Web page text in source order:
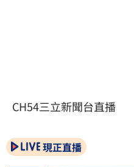
CH54三立新聞台直播
現正直播